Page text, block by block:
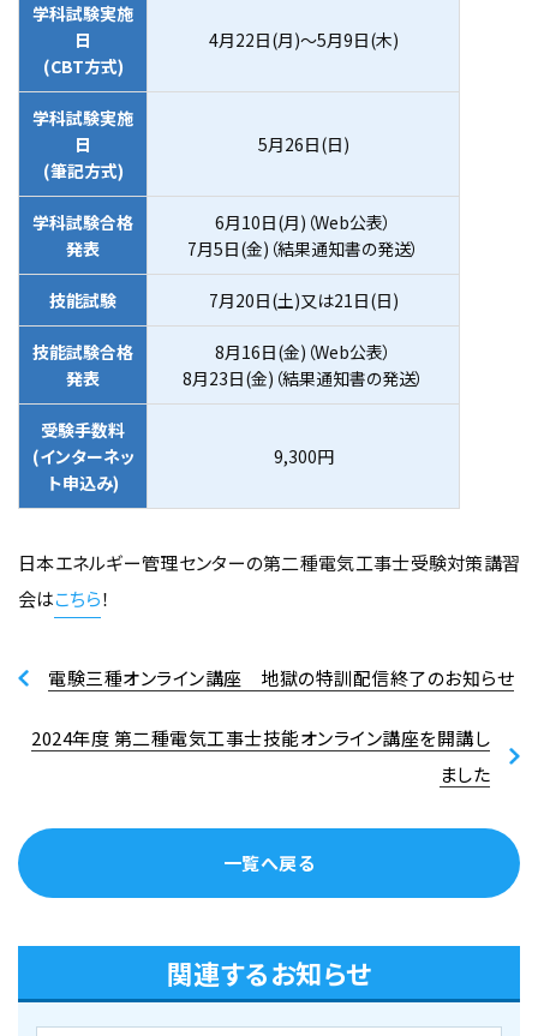
学科試験実施
日
(CBT方式)
4月22日(月)〜5月9日(木)
学科試験実施
日
(筆記方式)
5月26日(日)
学科試験合格
発表
6月10日(月)（Web公表）
7月5日(金)（結果通知書の発送）
技能試験 7月20日(土)又は21日(日)
技能試験合格
発表
8月16日(金)（Web公表）
8月23日(金)（結果通知書の発送）
受験手数料
(インターネッ
ト申込み)
9,300円
日本エネルギー管理センターの第二種電気工事士受験対策講習
会はこちら！
電験三種オンライン講座 地獄の特訓配信終了のお知らせ
一覧へ戻る
2024年度 第二種電気工事士技能オンライン講座を開講し
ました
関連するお知らせ